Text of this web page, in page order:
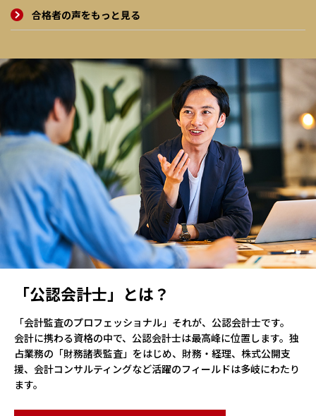
合格者の声をもっと見る
「公認会計士」とは？
「会計監査のプロフェッショナル」それが、公認会計士です。
会計に携わる資格の中で、公認会計士は最高峰に位置します。独
占業務の「財務諸表監査」をはじめ、財務・経理、株式公開支
援、会計コンサルティングなど活躍のフィールドは多岐にわたり
ます。